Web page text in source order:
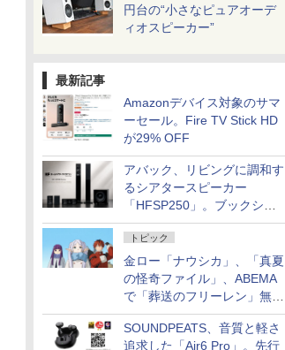
円台の“小さなピュアオーデ
ィオスピーカー”
最新記事
Amazonデバイス対象のサマ
ーセール。Fire TV Stick HD
が29% OFF
アバック、リビングに調和す
るシアタースピーカー
「HFSP250」。ブックシェ
ルフはペア3万円以下
トピック
金ロー「ナウシカ」、「真夏
の怪奇ファイル」、ABEMA
で「葬送のフリーレン」無料
配信など。夏の特番・配信情
報
SOUNDPEATS、音質と軽さ
追求した「Air6 Pro」。先行